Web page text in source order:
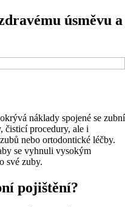
úsměvu a
náklady spojené se zubní
čisticí procedury, ale i
nebo ortodontické léčby.
se vyhnuli vysokým
své zuby.
pojištění?